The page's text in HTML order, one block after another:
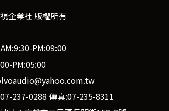
企業社 版權所有
PM:09:00
PM:05:00
237-0288 傳真:07-235-8311